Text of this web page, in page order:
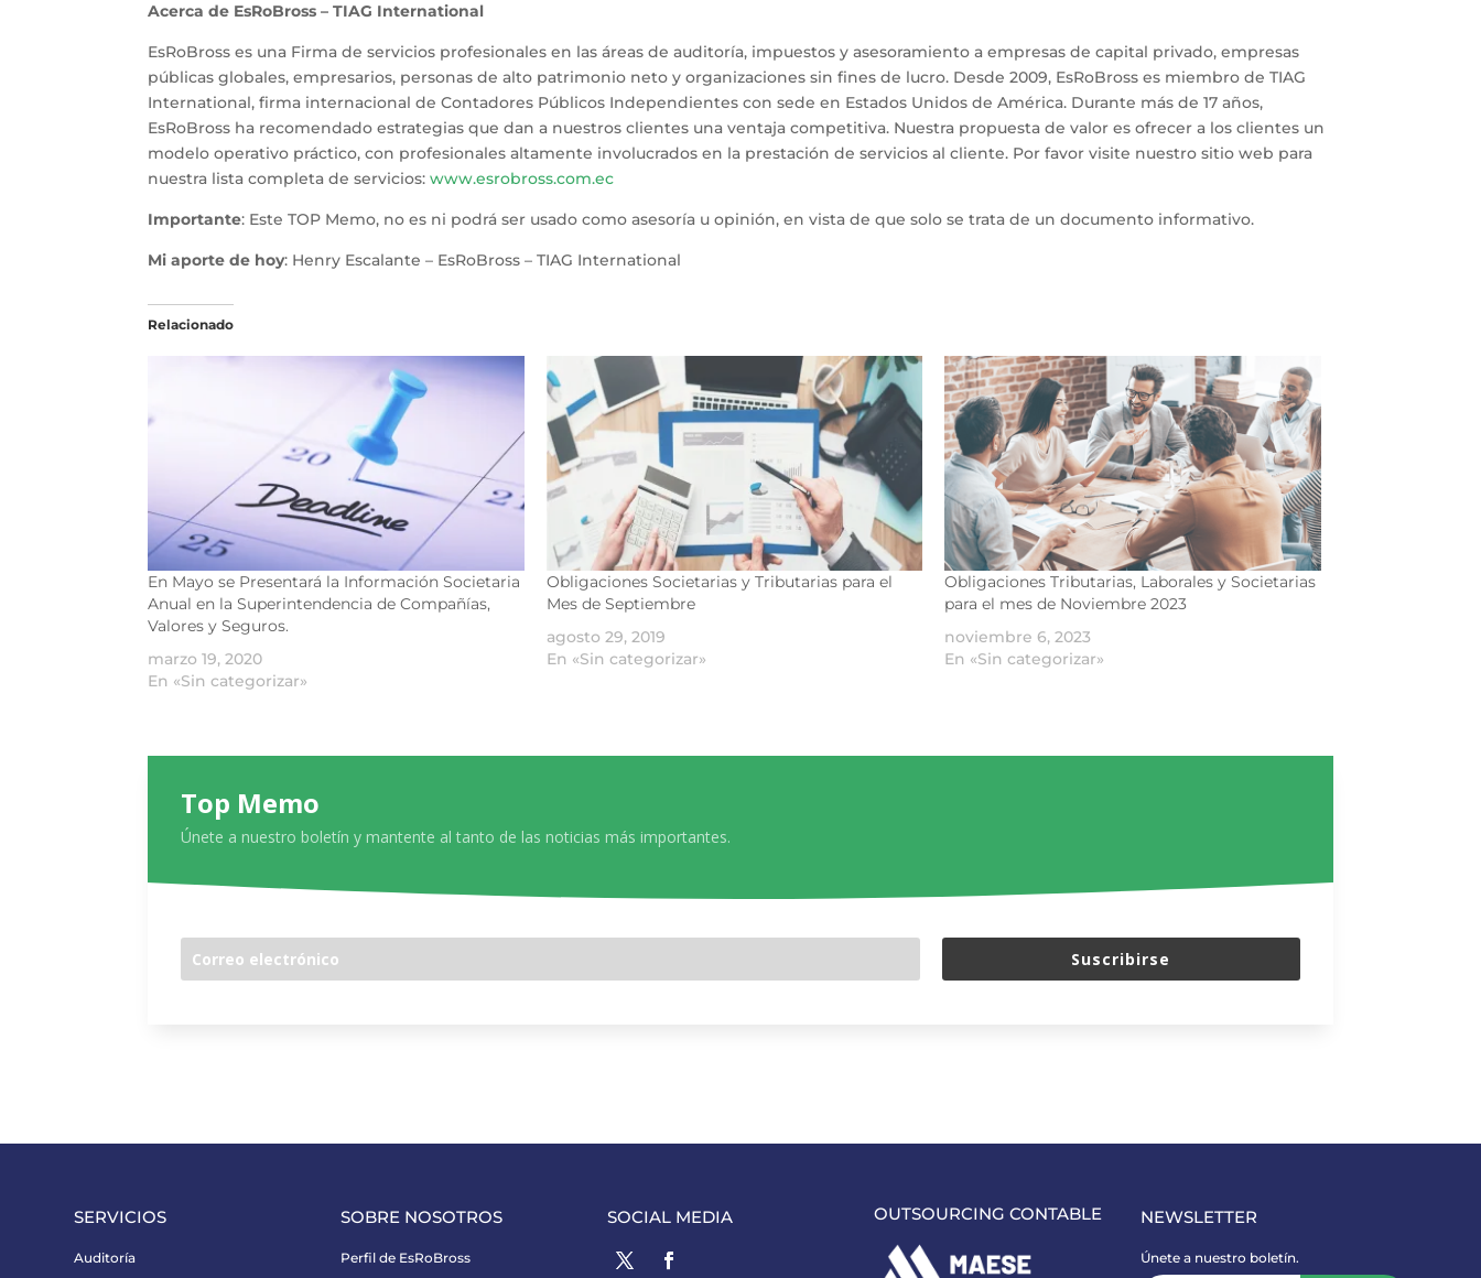
Acerca de EsRoBross – TIAG International
EsRoBross es una Firma de servicios profesionales en las áreas de auditoría, impuestos y asesoramiento a empresas de capital privado, empresas
públicas globales, empresarios, personas de alto patrimonio neto y organizaciones sin fines de lucro. Desde 2009, EsRoBross es miembro de TIAG
International, firma internacional de Contadores Públicos Independientes con sede en Estados Unidos de América. Durante más de 17 años,
EsRoBross ha recomendado estrategias que dan a nuestros clientes una ventaja competitiva. Nuestra propuesta de valor es ofrecer a los clientes un
modelo operativo práctico, con profesionales altamente involucrados en la prestación de servicios al cliente. Por favor visite nuestro sitio web para
nuestra lista completa de servicios:www.esrobross.com.ec
Importante: Este TOP Memo, no es ni podrá ser usado como asesoría u opinión, en vista de que solo se trata de un documento informativo.
Mi aporte de hoy: Henry Escalante – EsRoBross – TIAG International
Relacionado
En Mayo se Presentará la Información Societaria
Anual en la Superintendencia de Compañías,
Valores y Seguros.
marzo 19, 2020
En «Sin categorizar»
Obligaciones Societarias y Tributarias para el
Mes de Septiembre
agosto 29, 2019
En «Sin categorizar»
Obligaciones Tributarias, Laborales y Societarias
para el mes de Noviembre 2023
noviembre 6, 2023
En «Sin categorizar»
Top Memo
Únete a nuestro boletín y mantente al tanto de las noticias más importantes.
Suscribirse
SERVICIOS
Auditoría
SOBRE NOSOTROS
Perfil de EsRoBross
SOCIAL MEDIA OUTSOURCING CONTABLE NEWSLETTER
Únete a nuestro boletín.